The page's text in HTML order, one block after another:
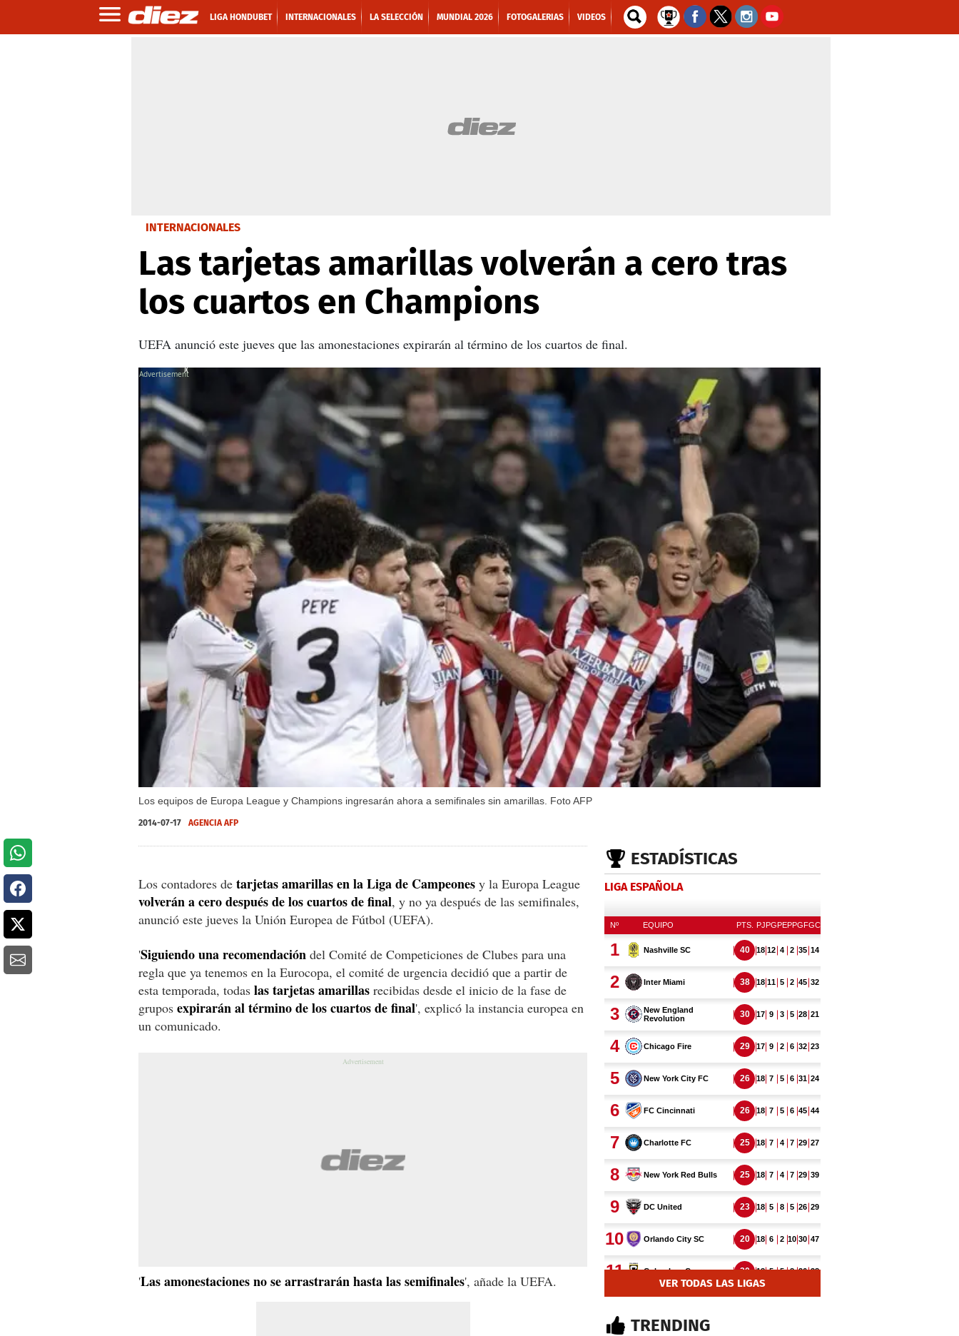
LIGA HONDUBET INTERNACIONALES LA SELECCIÓN MUNDIAL 2026 FOTOGALERIAS VIDEOS
INTERNACIONALES
Las tarjetas amarillas volverán a cero tras
los cuartos en Champions
UEFA anunció este jueves que las amonestaciones expirarán al término de los cuartos de final.
Los equipos de Europa League y Champions ingresarán ahora a semifinales sin amarillas. Foto AFP
X
2014-07-17 AGENCIA AFP
Los contadores de tarjetas amarillas en la Liga de Campeones y la Europa League
volverán a cero después de los cuartos de final, y no ya después de las semifinales,
anunció este jueves la Unión Europea de Fútbol (UEFA).
'Siguiendo una recomendación del Comité de Competiciones de Clubes para una
regla que ya tenemos en la Eurocopa, el comité de urgencia decidió que a partir de
esta temporada, todas las tarjetas amarillas recibidas desde el inicio de la fase de
grupos expirarán al término de los cuartos de final', explicó la instancia europea en
un comunicado.
'Las amonestaciones no se arrastrarán hasta las semifinales', añade la UEFA.
ESTADÍSTICAS
LIGA ESPAÑOLA
VER TODAS LAS LIGAS
TRENDING